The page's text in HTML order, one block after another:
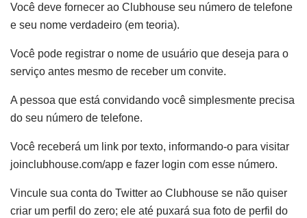
Você deve fornecer ao Clubhouse seu número de telefone
e seu nome verdadeiro (em teoria).
Você pode registrar o nome de usuário que deseja para o
serviço antes mesmo de receber um convite.
A pessoa que está convidando você simplesmente precisa
do seu número de telefone.
Você receberá um link por texto, informando-o para visitar
joinclubhouse.com/app e fazer login com esse número.
Vincule sua conta do Twitter ao Clubhouse se não quiser
criar um perfil do zero; ele até puxará sua foto de perfil do